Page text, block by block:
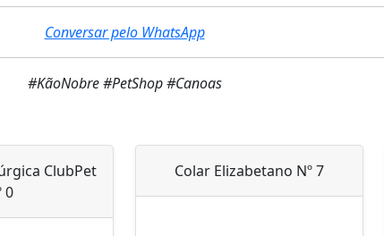
Conversar pelo WhatsApp
#KãoNobre #PetShop #Canoas
ClubPet
0
Colar Elizabetano Nº 7